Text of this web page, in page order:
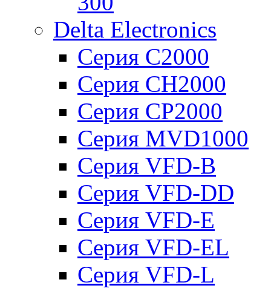
Delta Electronics
Серия C2000
Серия CH2000
Серия CP2000
Серия MVD1000
Серия VFD-B
Серия VFD-DD
Серия VFD-E
Серия VFD-EL
Серия VFD-L